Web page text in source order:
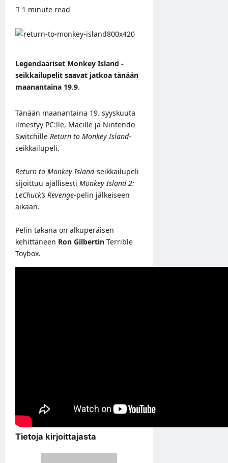
1 minute read
Legendaariset Monkey Island -
seikkailupelit saavat jatkoa tänään
maanantaina 19.9.
Tänään maanantaina 19. syyskuuta
ilmestyy PC:lle, Macille ja Nintendo
Switchille Return to Monkey Island-
seikkailupeli.
Return to Monkey Island-seikkailupeli
sijoittuu ajallisesti Monkey Island 2:
LeChuck’s Revenge-pelin jälkeiseen
aikaan.
Pelin takana on alkuperäisen
kehittäneen Ron Gilbertin Terrible
Toybox.
Tietoja kirjoittajasta